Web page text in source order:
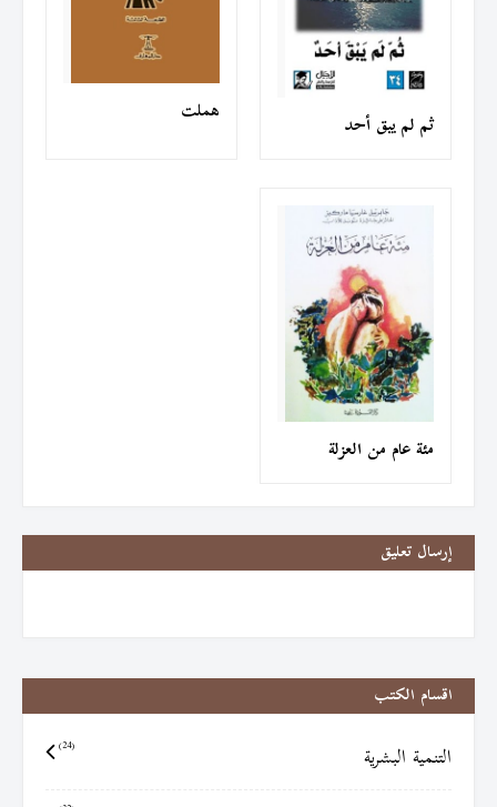
ثم لم يبق أحد هملت
مئة عام من العزلة
إرسال تعليق
اقسام الكتب
التنمية البشرية (24)